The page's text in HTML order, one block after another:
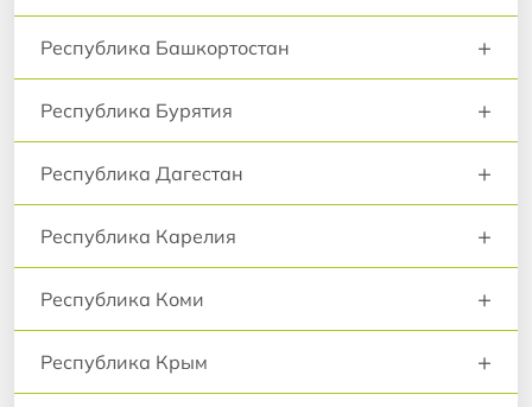
Республика Башкортостан +
Республика Бурятия +
Республика Дагестан +
Республика Карелия +
Республика Коми +
Республика Крым +